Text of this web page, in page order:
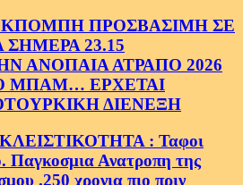
ΠΡΟΣΒΑΣΙΜΗ ΣΕ
23.15
ΑΝΟΠΑΙΑ ΑΤΡΑΠΟ 2026
ΜΠΑΜ… ΕΡΧΕΤΑΙ
ΔΙΕΝΕΞΗ
: Ταφοι
Παγκοσμια Ανατροπη της
.250 χρονια πιο πριν